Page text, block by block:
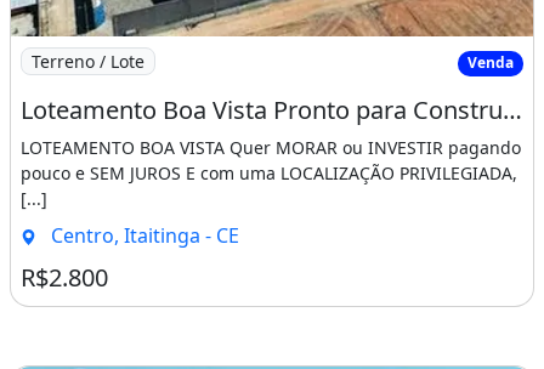
Imagem: Loteamento Boa Vista Pronto para Construir
Terreno / Lote Venda
Loteamento Boa Vista Pronto para Construir Saia do Aluguel Agora!!!!. João 16 33
LOTEAMENTO BOA VISTA Quer MORAR ou INVESTIR pagando
pouco e SEM JUROS E com uma LOCALIZAÇÃO PRIVILEGIADA,
[...]
Centro, Itaitinga - CE
R$2.800